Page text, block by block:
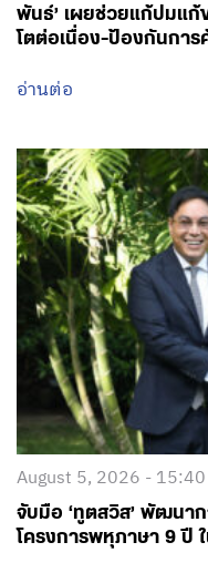
พันธ์’ เผยช่วยแก้ปมแก้
โตต่อเนื่อง-ป้องกันการ
อ่านต่อ
August 5, 2026 - 15:40
จับมือ ‘ทูตสวิส’ พัฒนา
โครงการพหุภาษา 9 ปี